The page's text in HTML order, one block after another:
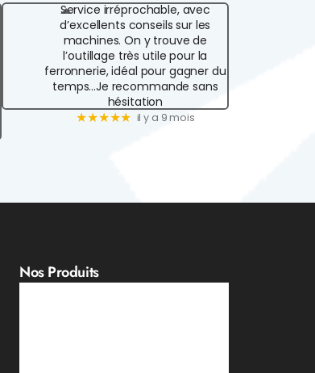
Service irréprochable, avec
d’excellents conseils sur les
machines. On y trouve de
l’outillage très utile pour la
ferronnerie, idéal pour gagner du
temps...Je recommande sans
hésitation
★★★★★ il y a 9 mois
Nos Produits